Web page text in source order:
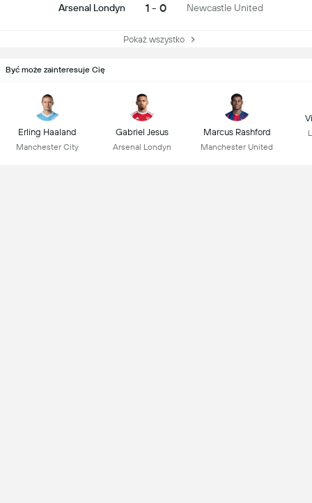
Arsenal Londyn 1 - 0 Newcastle United
Pokaż wszystko
Być może zainteresuje Cię
Erling Haaland
Manchester City
Gabriel Jesus
Arsenal Londyn
Marcus Rashford
Manchester United